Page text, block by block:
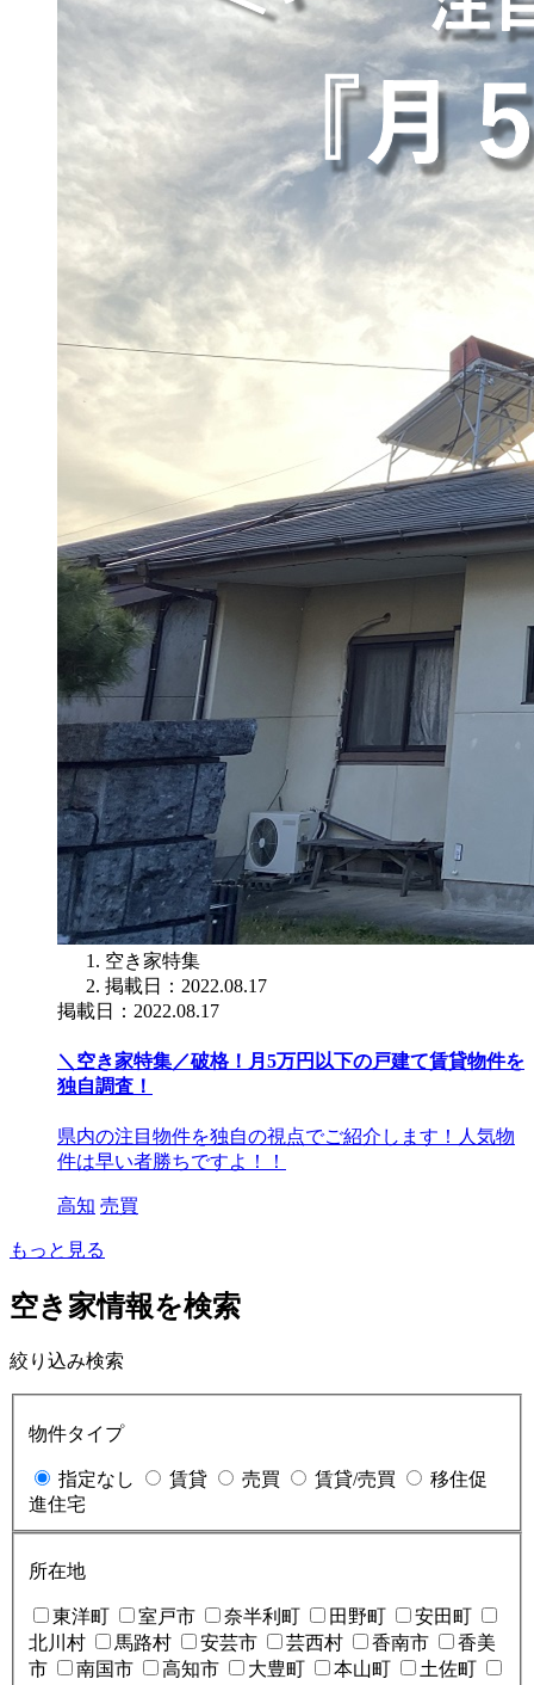
空き家特集
掲載日：2022.08.17
掲載日：2022.08.17
＼空き家特集／破格！月5万円以下の戸建て賃貸物件を
独自調査！
県内の注目物件を独自の視点でご紹介します！人気物
件は早い者勝ちですよ！！
高知 売買
もっと見る
空き家情報を検索
絞り込み検索
物件タイプ
指定なし 賃貸 売買 賃貸/売買
移住促
進住宅
所在地
東洋町 室戸市 奈半利町 田野町
安田町
北川村
馬路村 安芸市 芸西村 香南市
香美
市
南国市 高知市 大豊町 本山町 土佐町